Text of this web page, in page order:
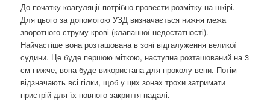
До початку коагуляції потрібно провести розмітку на шкірі.
Для цього за допомогою УЗД визначається нижня межа
зворотного струму крові (клапанної недостатності).
Найчастіше вона розташована в зоні відгалуження великої
судини. Це буде першою міткою, наступна розташований на 3
см нижче, вона буде використана для проколу вени. Потім
відзначають всі гілки, щоб у цих зонах трохи затримати
пристрій для їх повного закриття надалі.